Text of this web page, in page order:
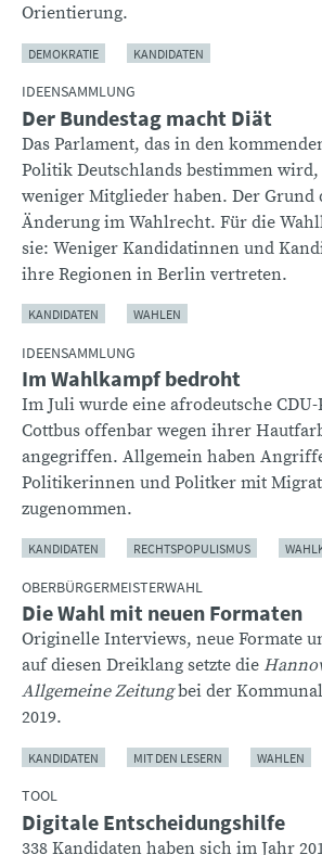
Orientierung.
DEMOKRATIE KANDIDATEN
IDEENSAMMLUNG
Der Bundestag macht Diät
Das Parlament, das in den
Politik Deutschlands bestimmen
weniger Mitglieder haben. Der Grund
Änderung im Wahlrecht. Für die
sie: Weniger Kandidatinnen und
ihre Regionen in Berlin vertreten.
KANDIDATEN WAHLEN
IDEENSAMMLUNG
Im Wahlkampf bedroht
Im Juli wurde eine afrodeutsche
Cottbus offenbar wegen ihrer
angegriffen. Allgemein haben
Politikerinnen und Politker mit
zugenommen.
KANDIDATEN RECHTSPOPULISMUS
OBERBÜRGERMEISTERWAHL
Die Wahl mit neuen Formaten
Originelle Interviews, neue Formate
auf diesen Dreiklang setzte die
Allgemeine Zeitungbei der
2019.
KANDIDATEN MIT DEN LESERN WAHLEN
TOOL
Digitale Entscheidungshilfe
338 Kandidaten haben sich im Jahr